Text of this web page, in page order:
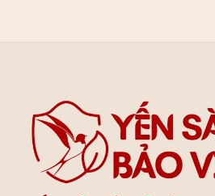
Chưng
Yến
Hoàn
Hảo